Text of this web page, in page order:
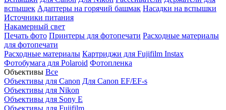
вспышек Адаптеры на горячий башмак Насадки на вспышки
Источники питания
Накамерный свет
Печать фото Принтеры для фотопечати Расходные материалы
для фотопечати
Расходные материалы Картриджи для Fujifilm Instax
Фотобумага для Polaroid Фотопленка
Объективы Все
Объективы для Canon Для Canon EF/EF-s
Объективы для Nikon
Объективы для Sony E
Объективы для Fujifilm